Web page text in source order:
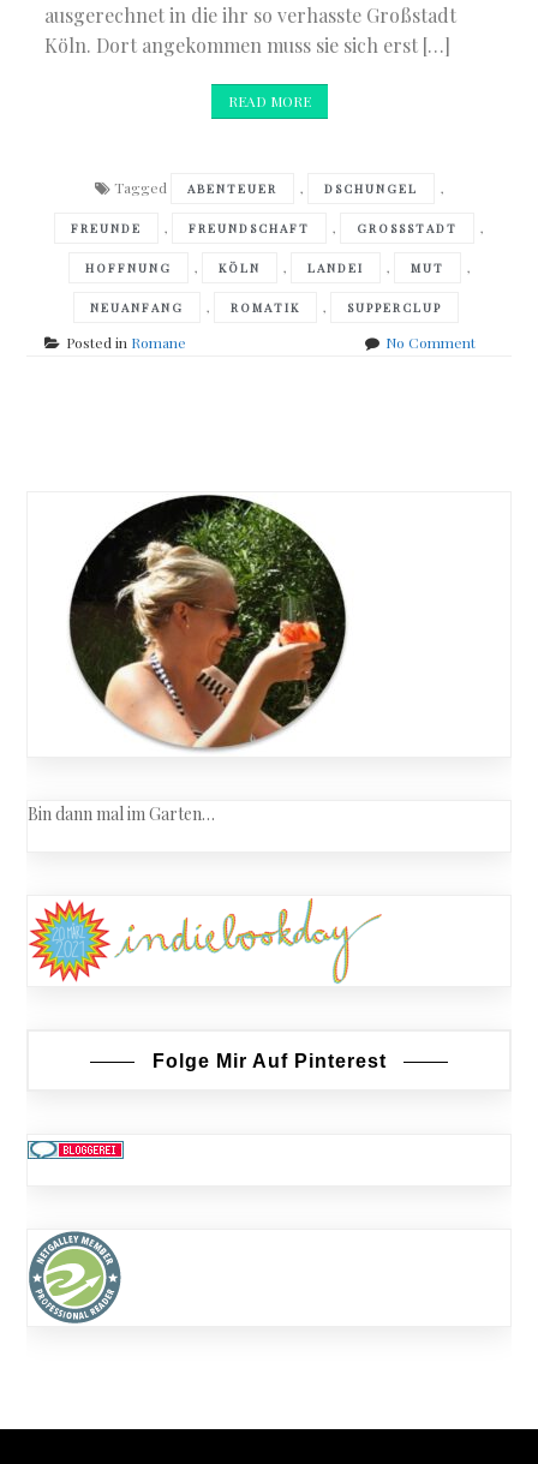
ausgerechnet in die ihr so verhasste Großstadt
Köln. Dort angekommen muss sie sich erst […]
READ MORE
Tagged ABENTEUER , DSCHUNGEL ,
FREUNDE , FREUNDSCHAFT , GROSSSTADT ,
HOFFNUNG , KÖLN , LANDEI , MUT ,
NEUANFANG , ROMATIK , SUPPERCLUP
Posted in Romane No Commenton
navigation
Bin dann mal im Garten…
Folge Mir Auf Pinterest